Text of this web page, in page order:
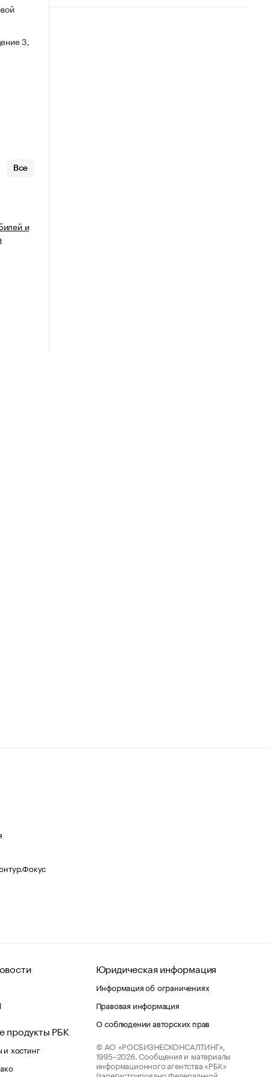
3,
Все
и
продукты РБК
хостинг
Юридическая информация
Информация об ограничениях
Правовая информация
О соблюдении авторских прав
© АО «РОСБИЗНЕСКОНСАЛТИНГ»,
1995–2026. Сообщения и материалы
информационного агентства «РБК»
(зарегистрировано Федеральной